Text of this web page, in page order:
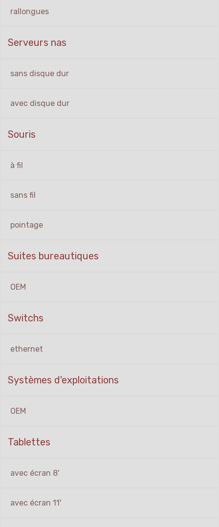
rallongues
Serveurs nas
sans disque dur
avec disque dur
Souris
à fil
sans fil
pointage
Suites bureautiques
OEM
Switchs
ethernet
Systèmes d'exploitations
OEM
Tablettes
avec écran 8'
avec écran 11'